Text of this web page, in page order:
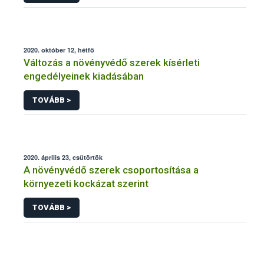
2020. október 12, hétfő
Változás a növényvédő szerek kísérleti
engedélyeinek kiadásában
TOVÁBB >
2020. április 23, csütörtök
A növényvédő szerek csoportosítása a
környezeti kockázat szerint
TOVÁBB >